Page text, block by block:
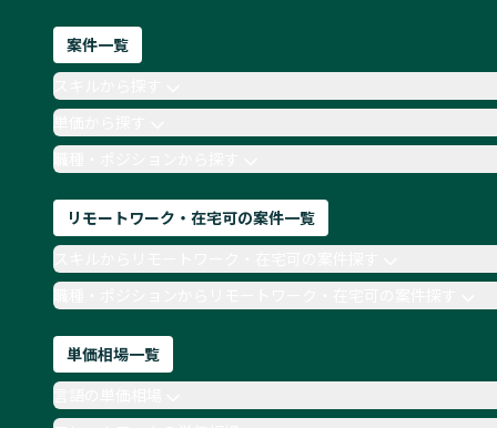
案件一覧
単価から探す
職種・ポジションから探す
リモートワーク・在宅可の案件一覧
職種・ポジションからリモートワーク・在宅可の案件探す
単価相場一覧